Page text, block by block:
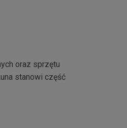
oraz sprzętu
stanowi część